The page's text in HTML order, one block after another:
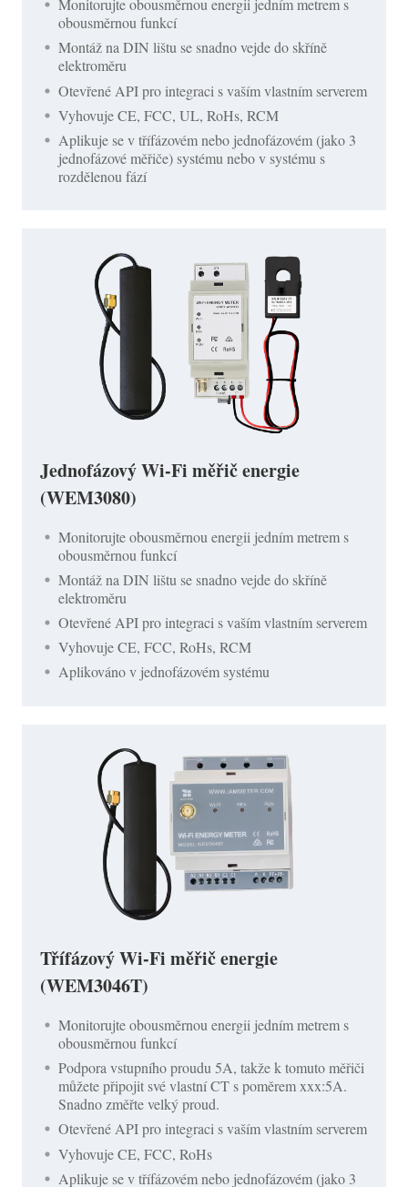
Monitorujte obousměrnou energii jedním metrem s
obousměrnou funkcí
Montáž na DIN lištu se snadno vejde do skříně
elektroměru
Otevřené API pro integraci s vaším vlastním serverem
Vyhovuje CE, FCC, UL, RoHs, RCM
Aplikuje se v třífázovém nebo jednofázovém (jako 3
jednofázové měřiče) systému nebo v systému s
rozdělenou fází
Jednofázový Wi-Fi měřič energie
(WEM3080)
Monitorujte obousměrnou energii jedním metrem s
obousměrnou funkcí
Montáž na DIN lištu se snadno vejde do skříně
elektroměru
Otevřené API pro integraci s vaším vlastním serverem
Vyhovuje CE, FCC, RoHs, RCM
Aplikováno v jednofázovém systému
Třífázový Wi-Fi měřič energie
(WEM3046T)
Monitorujte obousměrnou energii jedním metrem s
obousměrnou funkcí
Podpora vstupního proudu 5A, takže k tomuto měřiči
můžete připojit své vlastní CT s poměrem xxx:5A.
Snadno změřte velký proud.
Otevřené API pro integraci s vaším vlastním serverem
Vyhovuje CE, FCC, RoHs
Aplikuje se v třífázovém nebo jednofázovém (jako 3